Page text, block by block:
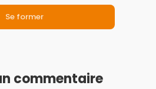
Se former
commentaire